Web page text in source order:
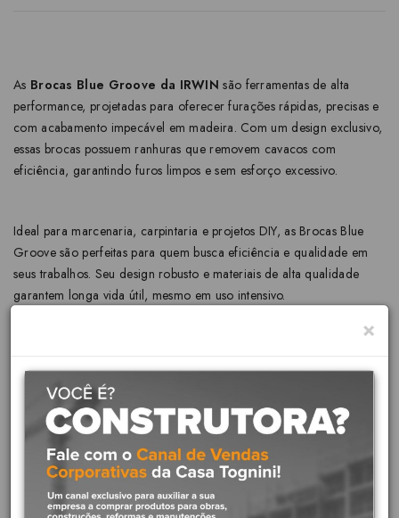
As Brocas Blue Groove da IRWIN são ferramentas de alta
performance, projetadas para oferecer furações rápidas, precisas e
com acabamento impecável em madeira. Com um design exclusivo,
essas brocas possuem ranhuras que removem cavacos com
eficiência, garantindo furos limpos e sem esforço excessivo.
Ideal para marcenaria, carpintaria e projetos DIY, as Brocas Blue
Groove são perfeitas para quem busca eficiência e qualidade em
seus trabalhos. Seu design robusto e materiais de alta qualidade
garantem longa vida útil, mesmo em uso intensivo.
essas brocas atendam às necessidades dos profissionais mais
exigentes. Seja para trabalhos profissionais ou hobbies, as Brocas
Blue Groove da IRWIN são a escolha certa para quem busca
desempenho e precisão.
Características Técnicas:
×